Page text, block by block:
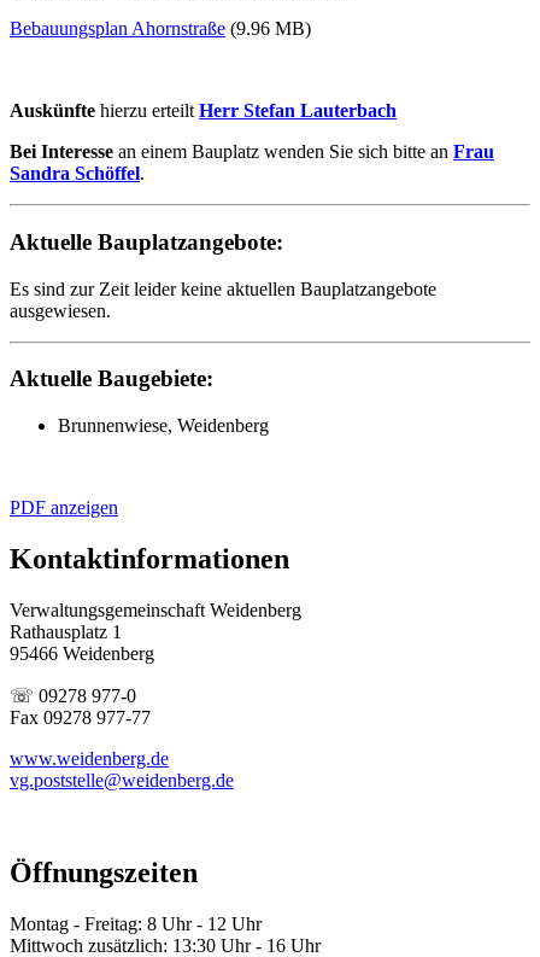
Bebauungsplan Ahornstraße (9.96 MB)
Auskünfte hierzu erteilt Herr Stefan Lauterbach
Bei Interesse an einem Bauplatz wenden Sie sich bitte an Frau
Sandra Schöffel.
Aktuelle Bauplatzangebote:
Es sind zur Zeit leider keine aktuellen Bauplatzangebote
ausgewiesen.
Aktuelle Baugebiete:
Brunnenwiese, Weidenberg
PDF anzeigen
Kontaktinformationen
Verwaltungsgemeinschaft Weidenberg
Rathausplatz 1
95466 Weidenberg
☏ 09278 977-0
Fax 09278 977-77
www.weidenberg.de
vg.poststelle@weidenberg.de
Öffnungszeiten
Montag - Freitag: 8 Uhr - 12 Uhr
Mittwoch zusätzlich: 13:30 Uhr - 16 Uhr